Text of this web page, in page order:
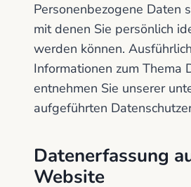
Personenbezogene Daten
mit denen Sie persönlich
werden können.
Informationen zum Thema
entnehmen Sie unserer
aufgeführten
Datenerfassung
Website